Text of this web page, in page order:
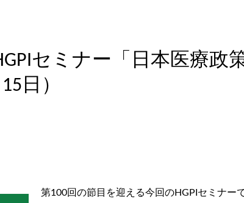
セミナー「日本医療
日）
第100回の節目を迎える今回のHGPIセミナー